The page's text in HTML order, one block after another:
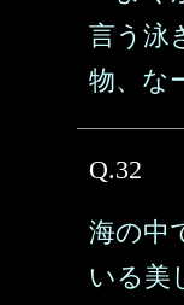
言う泳
物、な
Q.32
海の中
いる美